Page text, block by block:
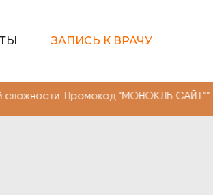
ЗАПИСЬ К ВРАЧУ
"МОНОКЛЬ САЙТ"" -